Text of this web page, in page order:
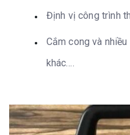
Định vị công trình
Cắm cong và
khác….